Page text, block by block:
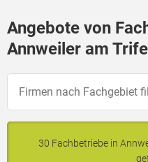
Angebote von
Annweiler am
30 Fachbetriebe in